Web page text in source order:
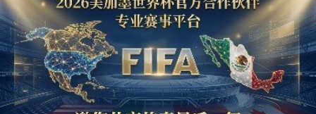
金沙js333中国线路召